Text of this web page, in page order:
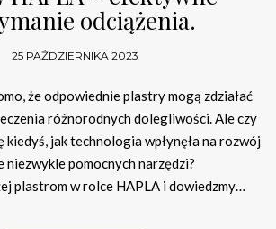
odciążenia.
25 PAŹDZIERNIKA 2023
że odpowiednie plastry mogą zdziałać
różnorodnych dolegliwości. Ale czy
kiedyś, jak technologia wpłynęła na rozwój
niezwykle pomocnych narzędzi?
plastrom w rolce HAPLA i dowiedzmy…